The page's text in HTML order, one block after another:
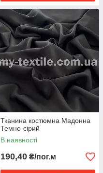
Тканина костюмна Мадонна
Темно-сірий
В наявності
190,40 ₴/пог.м